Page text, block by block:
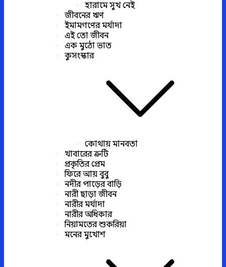
হারামে সুখ নেই
জীবনের ঋণ
ইমামগণের মর্যাদা
এই তো জীবন
এক মুঠো ভাত
কুসংস্কার
কোথায় মানবতা
খাবারের ত্রুটি
প্রকৃতির প্রেম
ফিরে আয় বুবু
নদীর পাড়ের বাড়ি
নারী ছাড়া জীবন
নারীর মর্যাদা
নারীর অধিকার
নিয়ামতের শুকরিয়া
মনের মুখোশ